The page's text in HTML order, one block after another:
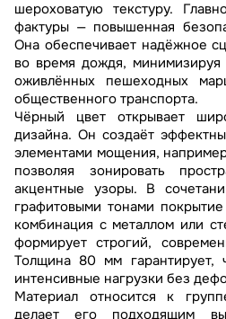
шероховатую текстуру.
фактуры — повышенная
Она обеспечивает надёжное
во время дождя, минимизируя
оживлённых пешеходных
общественного транспорта.
Чёрный цвет открывает
дизайна. Он создаёт
элементами мощения,
позволяя зонировать
акцентные узоры. В
графитовыми тонами
комбинация с металлом или
формирует строгий,
Толщина 80 мм гарантирует,
интенсивные нагрузки без
Материал относится к
делает его подходящим